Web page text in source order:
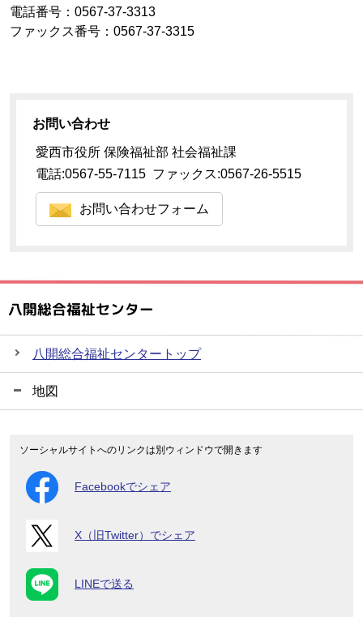
電話番号：0567-37-3313
ファックス番号：0567-37-3315
お問い合わせ
愛西市役所 保険福祉部 社会福祉課
電話:0567-55-7115 ファックス:0567-26-5515
お問い合わせフォーム
八開総合福祉センター
八開総合福祉センタートップ
地図
ソーシャルサイトへのリンクは別ウィンドウで開きます
Facebookでシェア
X（旧Twitter）でシェア
LINEで送る